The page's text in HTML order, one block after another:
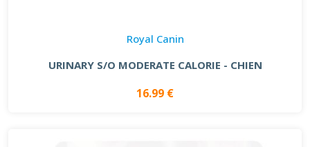
Royal Canin
URINARY S/O MODERATE CALORIE - CHIEN
16.99 €